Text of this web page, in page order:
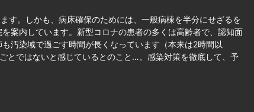
す。しかも、病床確保のためには、一般病棟を半分にせざるを
案内しています。新型コロナの患者の多くは高齢者で、認知面
汚染域で過ごす時間が長くなっています（本来は2時間以
とではないと感じているとのこと…。感染対策を徹底して、予